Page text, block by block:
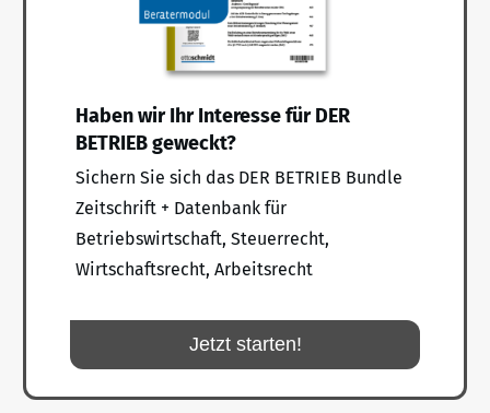
Haben wir Ihr Interesse für DER
BETRIEB geweckt?
Sichern Sie sich das DER BETRIEB Bundle
Zeitschrift + Datenbank für
Betriebswirtschaft, Steuerrecht,
Wirtschaftsrecht, Arbeitsrecht
Jetzt starten!